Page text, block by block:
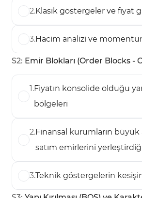
2.Klasik göstergeler ve fiyat
3.Hacim analizi ve
S2: Emir Blokları (Order Blocks -
1.Fiyatın konsolide olduğu
bölgeleri
2.Finansal kurumların büyük
satım emirlerini
3.Teknik göstergelerin